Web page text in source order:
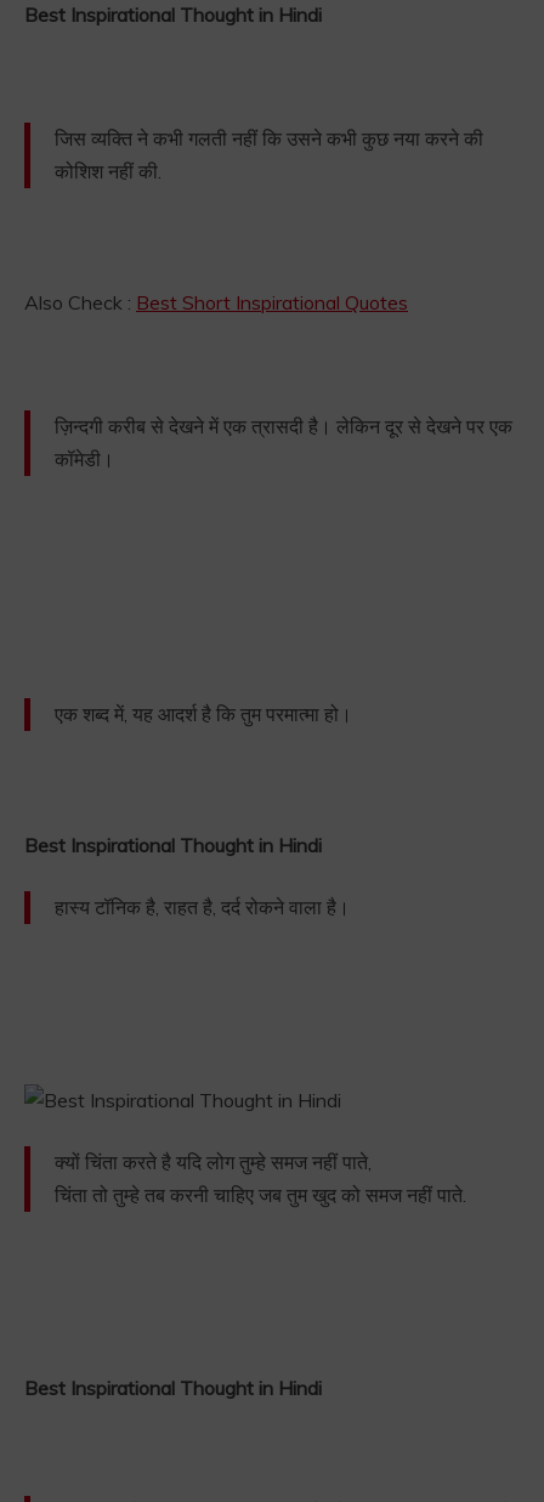
Best Inspirational Thought in Hindi
जिस व्यक्ति ने कभी गलती नहीं कि उसने कभी कुछ नया करने की
कोशिश नहीं की.
Also Check : Best Short Inspirational Quotes
ज़िन्दगी करीब से देखने में एक त्रासदी है। लेकिन दूर से देखने पर एक
कॉमेडी।
एक शब्द में, यह आदर्श है कि तुम परमात्मा हो।
Best Inspirational Thought in Hindi
हास्य टॉनिक है, राहत है, दर्द रोकने वाला है।
क्यों चिंता करते है यदि लोग तुम्हे समज नहीं पाते,
चिंता तो तुम्हे तब करनी चाहिए जब तुम खुद को समज नहीं पाते.
Best Inspirational Thought in Hindi